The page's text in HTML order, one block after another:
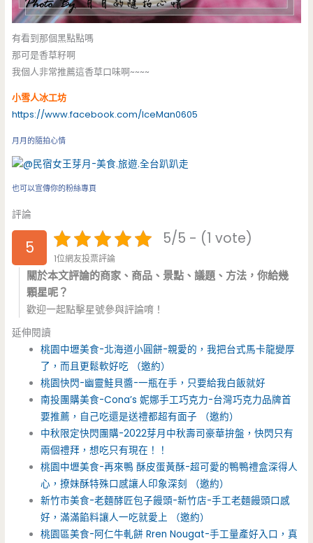
有看到那個黑點點嗎
那可是香草籽啊
我個人非常推薦這香草口味啊~~~~
小雪人冰工坊
https://www.facebook.com/IceMan0605
月月的隨拍心情
也可以宣傳你的粉絲專頁
評論
5 5/5 - (1 vote)
1位網友投票評論
關於本文評論的商家、商品、景點、議題、方法，你給幾
顆星呢？
歡迎一起點擊星號參與評論唷！
延伸閱讀
桃園中壢美食-北海道小圓餅-親愛的，我把台式馬卡龍變厚
了，而且更鬆軟好吃 （邀約）
桃園快閃-幽靈鮭貝醬-一瓶在手，只要給我白飯就好
南投團購美食-Cona’s 妮娜手工巧克力-台灣巧克力品牌首
要推薦，自己吃還是送禮都超有面子 （邀約）
中秋限定快閃團購-2022芽月中秋壽司豪華拚盤，快閃只有
兩個禮拜，想吃只有現在！！
桃園中壢美食-再來鴨 酥皮蛋黃酥-超可愛的鴨鴨禮盒深得人
心，撩妹酥特殊口感讓人印象深刻 （邀約）
新竹市美食-老麵酵匠包子饅頭-新竹店-手工老麵饅頭口感
好，滿滿餡料讓人一吃就愛上 （邀約）
桃園區美食-阿仁牛軋餅 Rren Nougat-手工量產好入口，真